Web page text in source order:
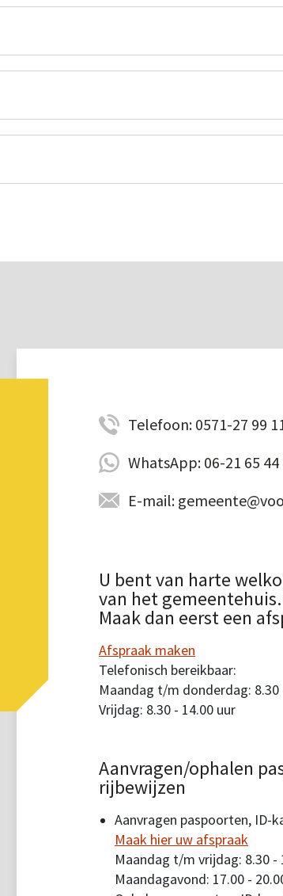
Telefoon: 0571-27 99
WhatsApp: 06-21 65 44
E-mail:
U bent van harte
van het
Maak dan eerst een
Afspraak maken
Telefonisch bereikbaar:
Maandag t/m donderdag: 8.30
Vrijdag: 8.30 - 14.00 uur
Aanvragen/ophalen
rijbewijzen
Aanvragen paspoorten, ID-
Maak hier uw afspraak
Maandag t/m vrijdag: 8.30 -
Maandagavond: 17.00 -